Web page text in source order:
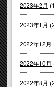
2023年2月
2023年1月
2022年12月
2022年10月
2022年8月